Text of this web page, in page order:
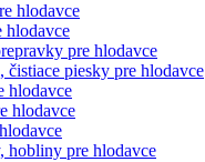
hlodavce
hlodavce
pre hlodavce
čistiace piesky pre hlodavce
hlodavce
hlodavce
hobliny pre hlodavce